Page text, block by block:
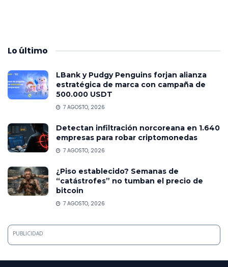
Lo último
LBank y Pudgy Penguins forjan alianza
estratégica de marca con campaña de
500.000 USDT
7 AGOSTO, 2026
Detectan infiltración norcoreana en 1.640
empresas para robar criptomonedas
7 AGOSTO, 2026
¿Piso establecido? Semanas de
“catástrofes” no tumban el precio de
bitcoin
7 AGOSTO, 2026
PUBLICIDAD